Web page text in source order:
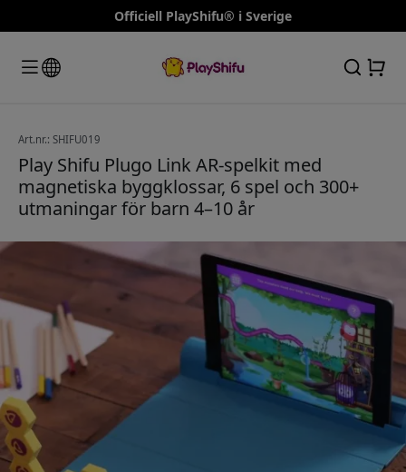
Officiell PlayShifu® i Sverige
Art.nr.: SHIFU019
Play Shifu Plugo Link AR-spelkit med
magnetiska byggklossar, 6 spel och 300+
utmaningar för barn 4–10 år